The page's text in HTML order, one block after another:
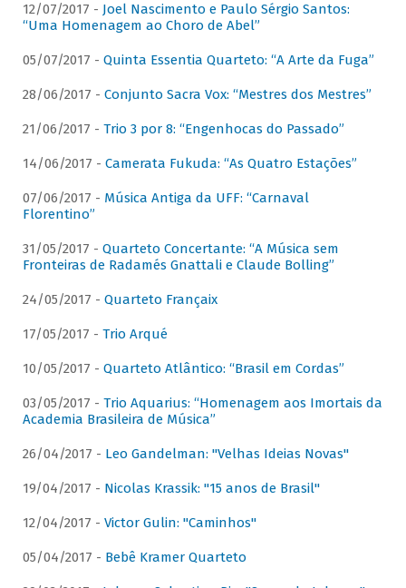
12/07/2017 - Joel Nascimento e Paulo Sérgio Santos:
“Uma Homenagem ao Choro de Abel”
05/07/2017 - Quinta Essentia Quarteto: “A Arte da Fuga”
28/06/2017 - Conjunto Sacra Vox: “Mestres dos Mestres”
21/06/2017 - Trio 3 por 8: “Engenhocas do Passado”
14/06/2017 - Camerata Fukuda: “As Quatro Estações”
07/06/2017 - Música Antiga da UFF: “Carnaval
Florentino”
31/05/2017 - Quarteto Concertante: “A Música sem
Fronteiras de Radamés Gnattali e Claude Bolling”
24/05/2017 - Quarteto Françaix
17/05/2017 - Trio Arqué
10/05/2017 - Quarteto Atlântico: “Brasil em Cordas”
03/05/2017 - Trio Aquarius: “Homenagem aos Imortais da
Academia Brasileira de Música”
26/04/2017 - Leo Gandelman: "Velhas Ideias Novas"
19/04/2017 - Nicolas Krassik: "15 anos de Brasil"
12/04/2017 - Victor Gulin: "Caminhos"
05/04/2017 - Bebê Kramer Quarteto